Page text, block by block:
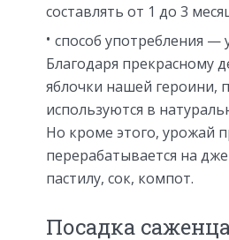
составлять от 1 до 3
способ употребления —
Благодаря прекрасному
яблочки нашей героини,
используются в
Но кроме этого, урожай
перерабатывается на
пастилу, сок, компот.
Посадка